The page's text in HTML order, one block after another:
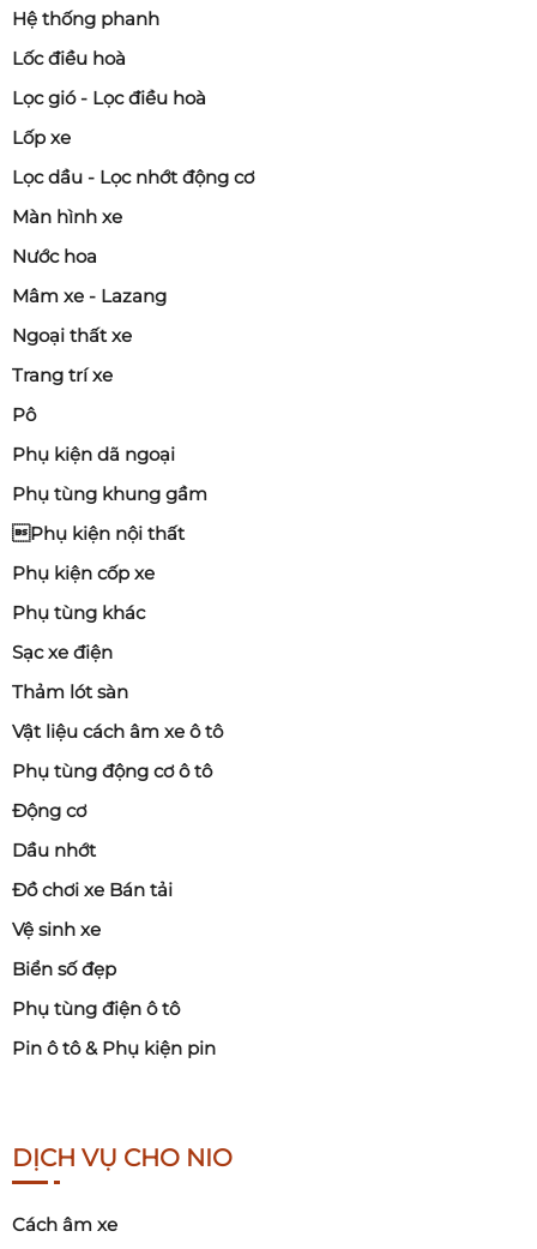
Hệ thống phanh
Lốc điều hoà
Lọc gió - Lọc điều hoà
Lốp xe
Lọc dầu - Lọc nhớt động cơ
Màn hình xe
Nước hoa
Mâm xe - Lazang
Ngoại thất xe
Trang trí xe
Pô
Phụ kiện dã ngoại
Phụ tùng khung gầm
Phụ kiện nội thất
Phụ kiện cốp xe
Phụ tùng khác
Sạc xe điện
Thảm lót sàn
Vật liệu cách âm xe ô tô
Phụ tùng động cơ ô tô
Động cơ
Dầu nhớt
Đồ chơi xe Bán tải
Vệ sinh xe
Biển số đẹp
Phụ tùng điện ô tô
Pin ô tô & Phụ kiện pin
DỊCH VỤ CHO NIO
Cách âm xe